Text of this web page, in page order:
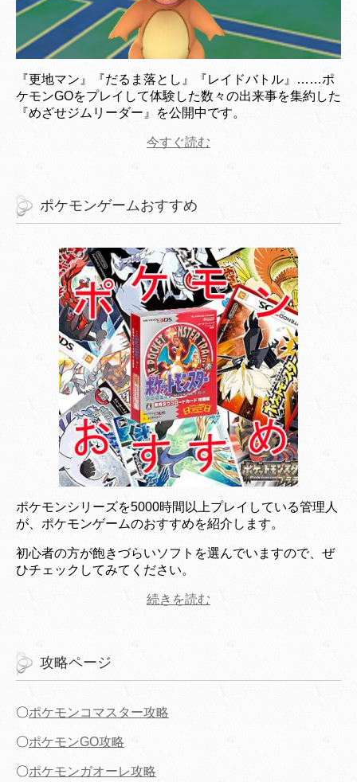
『更地マン』『だるま落とし』『レイドバトル』……ポ
ケモンGOをプレイして体験した数々の出来事を集約した
『めざせジムリーダー』を公開中です。
今すぐ読む
ポケモンゲームおすすめ
ポケモンシリーズを5000時間以上プレイしている管理人
が、ポケモンゲームのおすすめを紹介します。
初心者の方が飽きづらいソフトを選んでいますので、ぜ
ひチェックしてみてください。
続きを読む
攻略ページ
〇ポケモンコマスター攻略
〇ポケモンGO攻略
〇ポケモンガオーレ攻略